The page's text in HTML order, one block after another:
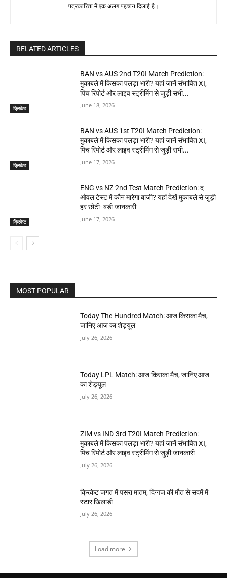
पत्रकारिता में एक अलग पहचान दिलाई है।
RELATED ARTICLES
क्रिकेट
BAN vs AUS 2nd T20I Match Prediction:
मुकाबले में किसका पलड़ा भारी? यहां जानें संभावित XI,
पिच रिपोर्ट और लाइव स्ट्रीमिंग से जुड़ी सभी...
June 18, 2026
क्रिकेट
BAN vs AUS 1st T20I Match Prediction:
मुकाबले में किसका पलड़ा भारी? यहां जानें संभावित XI,
पिच रिपोर्ट और लाइव स्ट्रीमिंग से जुड़ी सभी...
June 17, 2026
क्रिकेट
ENG vs NZ 2nd Test Match Prediction: द
ओवल टेस्ट में कौन मारेगा बाजी? यहां देखें मुकाबले से जुड़ी
हर छोटी- बड़ी जानकारी
June 17, 2026
MOST POPULAR
Today The Hundred Match: आज किसका मैच,
जानिए आज का शेड्यूल
July 26, 2026
Today LPL Match: आज किसका मैच, जानिए आज
का शेड्यूल
July 26, 2026
ZIM vs IND 3rd T20I Match Prediction:
मुकाबले में किसका पलड़ा भारी? यहां जानें संभावित XI,
पिच रिपोर्ट और लाइव स्ट्रीमिंग से जुड़ी जानकारी
July 26, 2026
क्रिकेट जगत में पसरा मातम, दिग्गज की मौत से सदमें में
स्टार खिलाड़ी
July 26, 2026
Load more